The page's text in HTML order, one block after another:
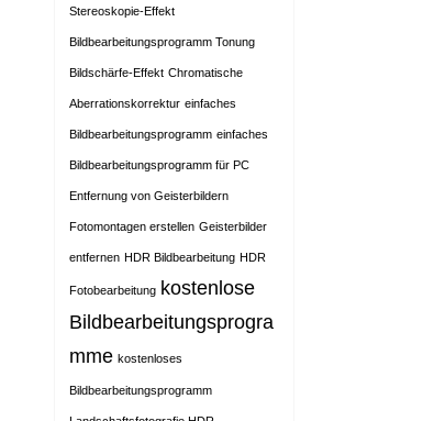
Stereoskopie-Effekt
Bildbearbeitungsprogramm Tonung
Bildschärfe-Effekt Chromatische
Aberrationskorrektur einfaches
Bildbearbeitungsprogramm einfaches
Bildbearbeitungsprogramm für PC
Entfernung von Geisterbildern
Fotomontagen erstellen Geisterbilder
entfernen HDR Bildbearbeitung HDR
Fotobearbeitung kostenlose
Bildbearbeitungsprogra
mme kostenloses
Bildbearbeitungsprogramm